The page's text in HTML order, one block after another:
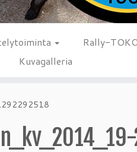
Rally-
Kuvagalleria